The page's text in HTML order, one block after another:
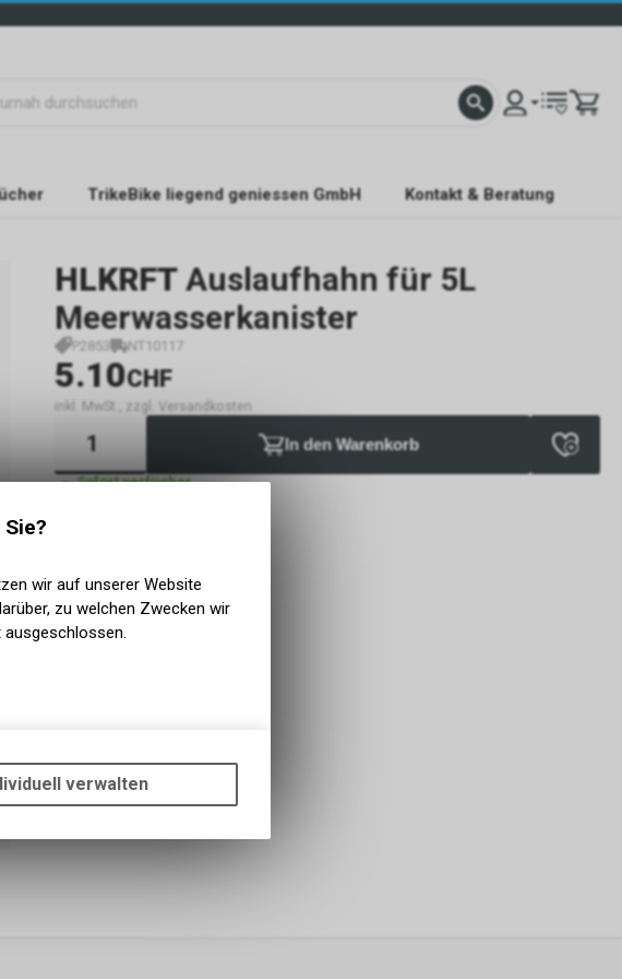
TrikeBike liegend geniessen GmbH Kontakt & Beratung
HLKRFT Auslaufhahn für 5L
Meerwasserkanister
P2853 NT10117
5.10CHF
inkl. MwSt., zzgl. Versandkosten
In den Warenkorb
Sofort verfügbar
wir auf unserer Website
zu welchen Zwecken wir
ausgeschlossen.
Online-Angebots, wie die
beachten Sie, dass die
verwalten